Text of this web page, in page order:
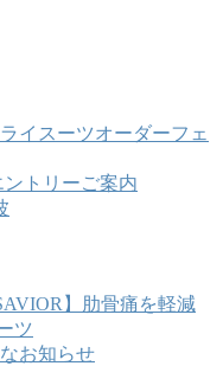
イスーツオーダーフェ
トリーご案内
】肋骨痛を軽減
ツ
お知らせ